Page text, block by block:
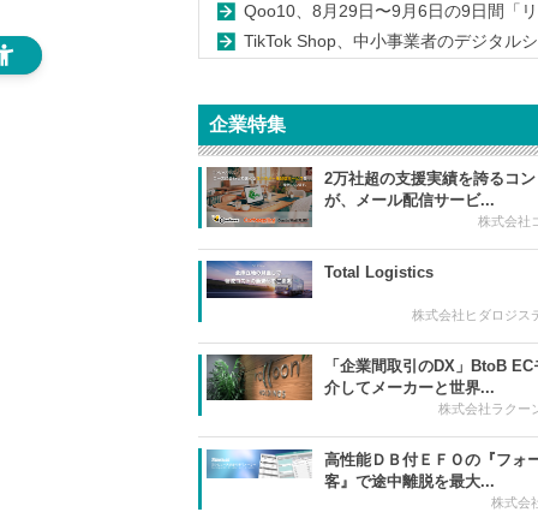
Qoo10、8月29日〜9月6日の9日間「
TikTok Shop、中小事業者のデジタル
企業特集
2万社超の支援実績を誇るコ
が、メール配信サービ...
株式会社
Total Logistics
株式会社ヒダロジス
「企業間取引のDX」BtoB
介してメーカーと世界...
株式会社ラクー
高性能ＤＢ付ＥＦＯの『フォ
客』で途中離脱を最大...
株式会